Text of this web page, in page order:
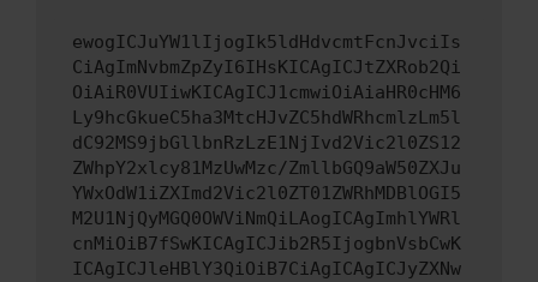
ewogICJuYW1lIjogIk5ldHdvcmtFcnJvciIs
CiAgImNvbmZpZyI6IHsKICAgICJtZXRob2Qi
OiAiR0VUIiwKICAgICJ1cmwiOiAiaHR0cHM6
Ly9hcGkueC5ha3MtcHJvZC5hdWRhcmlzLm5l
dC92MS9jbGllbnRzLzE1NjIvd2Vic2l0ZS12
ZWhpY2xlcy81MzUwMzc/ZmllbGQ9aW50ZXJu
YWxOdW1iZXImd2Vic2l0ZT01ZWRhMDBlOGI5
M2U1NjQyMGQ0OWViNmQiLAogICAgImhlYWRl
cnMiOiB7fSwKICAgICJib2R5IjogbnVsbCwK
ICAgICJleHBlY3QiOiB7CiAgICAgICJyZXNw